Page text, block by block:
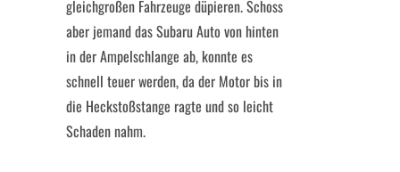
gleichgroßen Fahrzeuge düpieren. Schoss
aber jemand das Subaru Auto von hinten
in der Ampelschlange ab, konnte es
schnell teuer werden, da der Motor bis in
die Heckstoßstange ragte und so leicht
Schaden nahm.